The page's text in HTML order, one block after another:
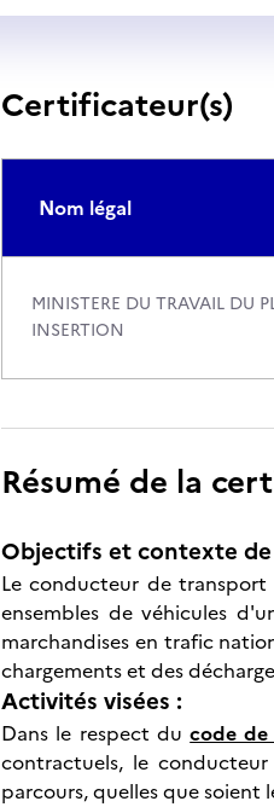
Certificateur(s)
Nom légal
MINISTERE DU TRAVAIL DU
INSERTION
Résumé de la
Objectifs et contexte
Le conducteur de
ensembles de véhicules
marchandises en trafic
chargements et des
Activités visées :
Dans le respect ducode
contractuels, le
parcours, quelles que